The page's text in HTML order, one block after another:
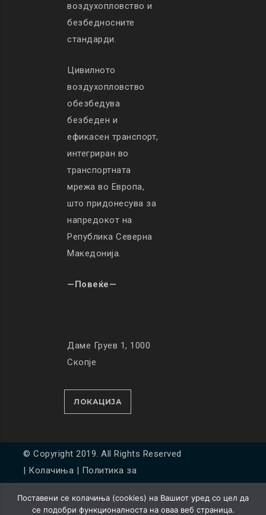
воздухопловство и
безбедносните
стандарди.
Цивилното
воздухопловство
обезбедува
безбеден и
ефикасен транспорт,
интегриран во
транспортната
мрежа во Европа,
што придонесува за
напредокот на
Република Северна
Македонија.
—Повеќе—
Даме Груев 1, 1000
Скопје
ЛОКАЦИЈА
© Copyright 2019. All Rights Reserved
| Колачиња | Политика за
Developed byUnet
Поставени се колачиња (cookies) на Вашиот уред со цел да
се подобри функционалноста на оваа веб страница.